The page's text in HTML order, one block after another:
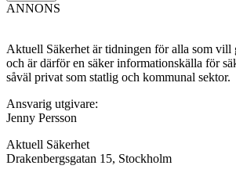
ANNONS
Aktuell Säkerhet är tidningen för alla som vill
och är därför en säker informationskälla för
såväl privat som statlig och kommunal sektor.
Ansvarig utgivare:
Jenny Persson
Aktuell Säkerhet
Drakenbergsgatan 15, Stockholm